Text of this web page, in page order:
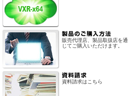
販売代理店、製品取扱店を通
じてご購入いただけます。
資料請求はこちら